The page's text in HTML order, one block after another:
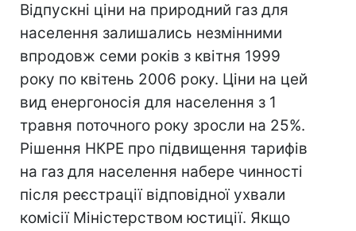
Відпускні ціни на природний газ для
населення залишались незмінними
впродовж семи років з квітня 1999
року по квітень 2006 року. Ціни на цей
вид енергоносія для населення з 1
травня поточного року зросли на 25%.
Рішення НКРЕ про підвищення тарифів
на газ для населення набере чинності
після реєстрації відповідної ухвали
комісії Міністерством юстиції. Якщо